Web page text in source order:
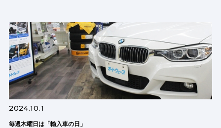
2024.10.1
毎週木曜日は「輸入車の日」